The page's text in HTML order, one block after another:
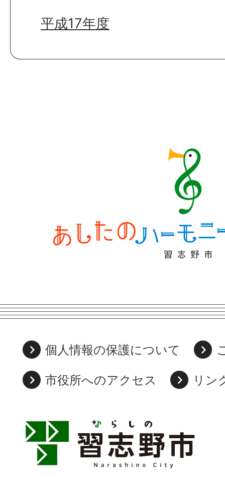
平成17年度
個人情報の保護について
市役所へのアクセス
リン
習
志
野